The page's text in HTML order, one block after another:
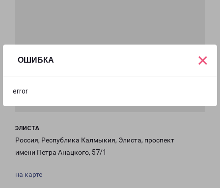
ОШИБКА
error
×
ЭЛИСТА
Россия, Республика Калмыкия, Элиста, проспект
имени Петра Анацкого, 57/1
на карте